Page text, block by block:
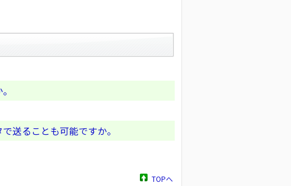
送ることも可能ですか。
TOPへ